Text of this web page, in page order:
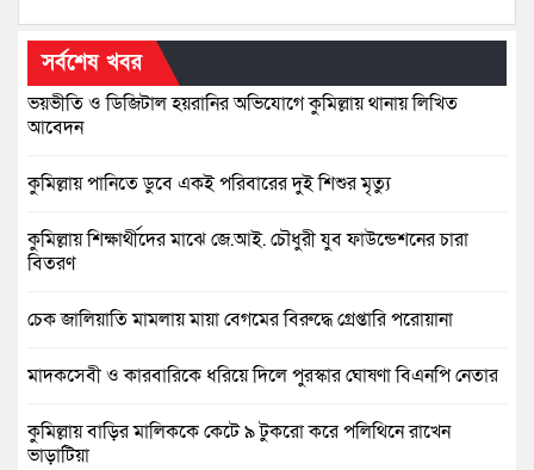
সর্বশেষ খবর
ভয়ভীতি ও ডিজিটাল হয়রানির অভিযোগে কুমিল্লায় থানায় লিখিত
আবেদন
কুমিল্লায় পানিতে ডুবে একই পরিবারের দুই শিশুর মৃত্যু
কুমিল্লায় শিক্ষার্থীদের মাঝে জে.আই. চৌধুরী যুব ফাউন্ডেশনের চারা
বিতরণ
চেক জালিয়াতি মামলায় মায়া বেগমের বিরুদ্ধে গ্রেপ্তারি পরোয়ানা
মাদকসেবী ও কারবারিকে ধরিয়ে দিলে পুরস্কার ঘোষণা বিএনপি নেতার
কুমিল্লায় বাড়ির মালিককে কেটে ৯ টুকরো করে পলিথিনে রাখেন
ভাড়াটিয়া